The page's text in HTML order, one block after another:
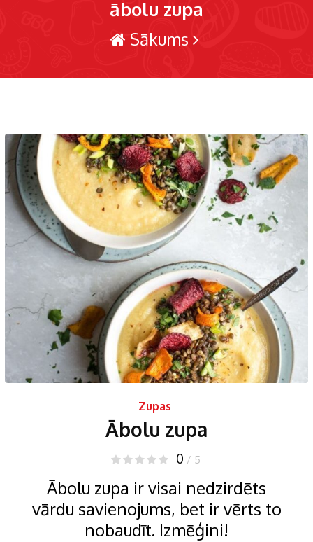
ābolu zupa
Sākums
Zupas
Ābolu zupa
0 / 5
Ābolu zupa ir visai nedzirdēts
vārdu savienojums, bet ir vērts to
nobaudīt. Izmēģini!